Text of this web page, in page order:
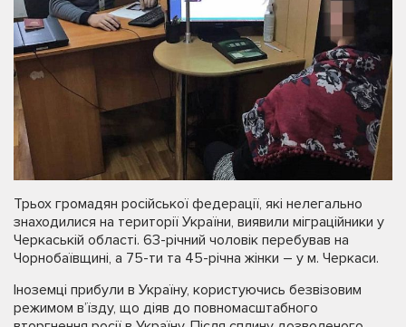
Трьох громадян російської федерації, які нелегально
знаходилися на території України, виявили міграційники у
Черкаській області. 63-річний чоловік перебував на
Чорнобаївщині, а 75-ти та 45-річна жінки – у м. Черкаси.
Іноземці прибули в Україну, користуючись безвізовим
режимом в’їзду, що діяв до повномасштабного